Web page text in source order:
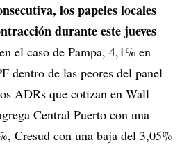
los papeles locales
durante este jueves
el caso de Pampa, 4,1% en
dentro de las peores del panel
ADRs que cotizan en Wall
Central Puerto con una
Cresud con una baja del 3,05%